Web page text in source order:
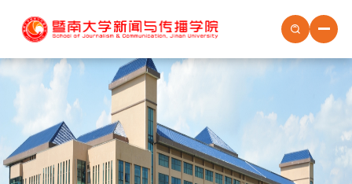
首页
学院概况
学院新闻
学院党建